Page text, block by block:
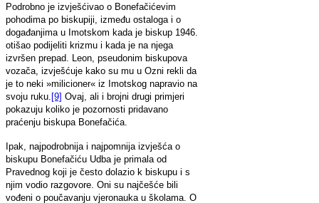
Podrobno je izvješćivao o Bonefačićevim
pohodima po biskupiji, između ostaloga i o
događanjima u Imotskom kada je biskup 1946.
otišao podijeliti krizmu i kada je na njega
izvršen prepad. Leon, pseudonim biskupova
vozača, izvješćuje kako su mu u Ozni rekli da
je to neki »milicioner« iz Imotskog napravio na
svoju ruku. [9] Ovaj, ali i brojni drugi primjeri
pokazuju koliko je pozornosti pridavano
praćenju biskupa Bonefačića.
Ipak, najpodrobnija i najpomnija izvješća o
biskupu Bonefačiću Udba je primala od
Pravednog koji je često dolazio k biskupu i s
njim vodio razgovore. Oni su najčešće bili
vođeni o poučavanju vjeronauka u školama. O